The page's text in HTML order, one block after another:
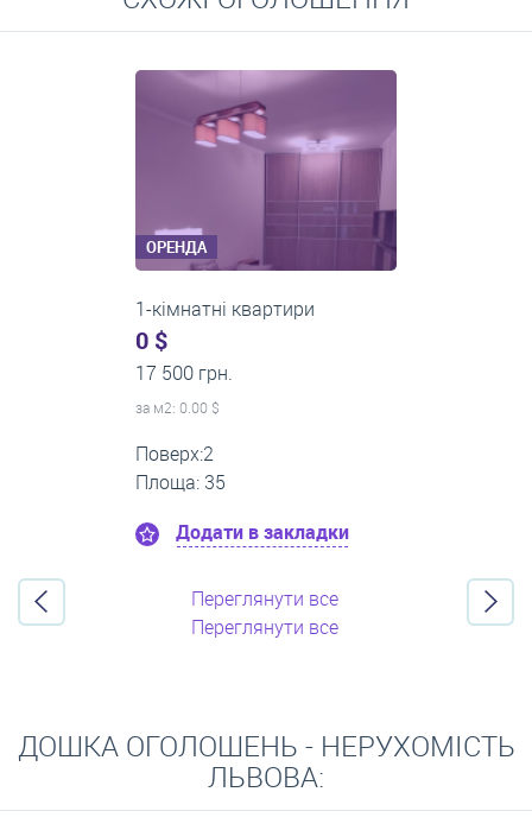
Середні ціни на довготривалу оренду квартир, особняків,
кімнат
ОРЕНДА
1-кімнатні квартири
0 $
22 500 грн.
за м2: 0.00 $
Поверх:12
Площа: 60
Додати в закладки
Переглянути все
Переглянути все
ДОШКА ОГОЛОШЕНЬ - НЕРУХОМІСТЬ
ЛЬВОВА: